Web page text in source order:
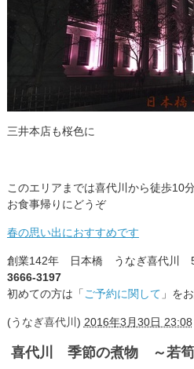
三井本店も桜色に
このエリアまでは喜代川から徒歩10
お食事帰りにどうぞ
春の思い出におすすめです
創業142年 日本橋 うなぎ喜代川
3666-3197
初めての方は「ご予約に関して 」を
(うなぎ喜代川 ) 2016年3月30日 23:08
喜代川 季節の煮物 ～若筍